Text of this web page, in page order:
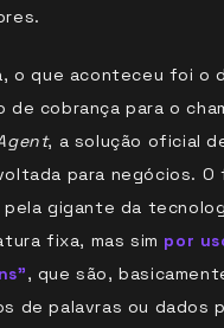
o que aconteceu foi o
de cobrança para o
, a solução oficial
para negócios. O
gigante da
fixa, mas sim por
, que são,
de palavras ou dados